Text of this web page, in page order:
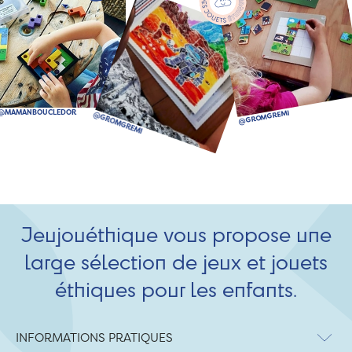
Jeujouéthique vous propose une
large sélection de jeux et jouets
éthiques pour les enfants.
INFORMATIONS PRATIQUES